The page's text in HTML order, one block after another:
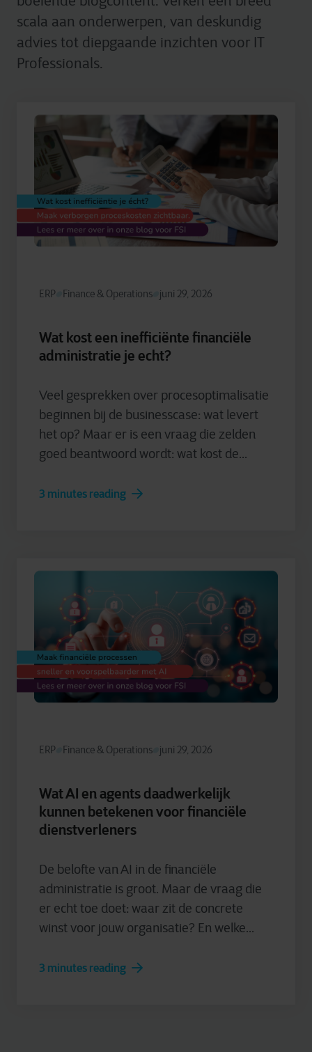
scala aan onderwerpen, van deskundig
advies tot diepgaande inzichten voor IT
Professionals.
ERP Finance & Operations juni 29, 2026
Wat kost een inefficiënte financiële
administratie je echt?
Veel gesprekken over procesoptimalisatie
beginnen bij de businesscase: wat levert
het op? Maar er is een vraag die zelden
goed beantwoord wordt: wat kost de...
3 minutes reading
ERP Finance & Operations juni 29, 2026
Wat AI en agents daadwerkelijk
kunnen betekenen voor financiële
dienstverleners
De belofte van AI in de financiële
administratie is groot. Maar de vraag die
er echt toe doet: waar zit de concrete
winst voor jouw organisatie? En welke...
3 minutes reading